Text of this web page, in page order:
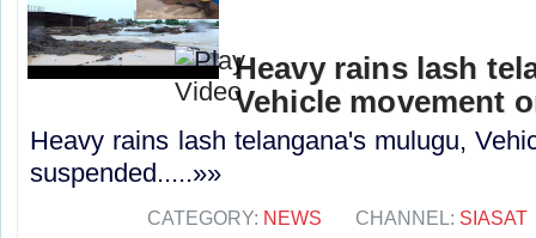
Heavy rains lash
Vehicle movement
Heavy rains lash telangana's mulugu,
suspended.....»»
CATEGORY: NEWS CHANNEL: SIASAT